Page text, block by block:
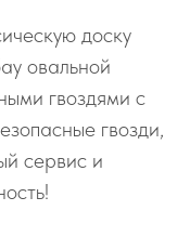
доску
овальной
гвоздями с
гвозди,
сервис и